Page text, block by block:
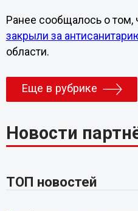
Ранее сообщалось о том,
закрыли за
области.
Еще в рубрике
Новости
ТОП новостей